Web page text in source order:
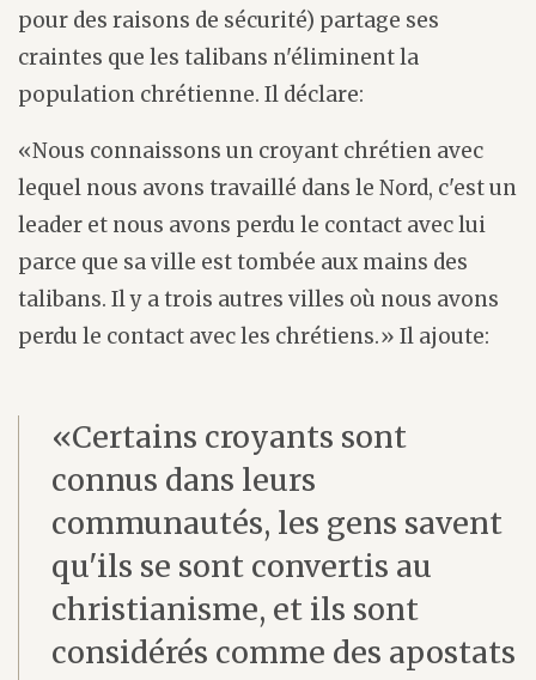
pour des raisons de sécurité) partage ses
craintes que les talibans n'éliminent la
population chrétienne. Il déclare:
«Nous connaissons un croyant chrétien avec
lequel nous avons travaillé dans le Nord, c'est un
leader et nous avons perdu le contact avec lui
parce que sa ville est tombée aux mains des
talibans. Il y a trois autres villes où nous avons
perdu le contact avec les chrétiens.» Il ajoute:
«Certains croyants sont
connus dans leurs
communautés, les gens savent
qu'ils se sont convertis au
christianisme, et ils sont
considérés comme des apostats